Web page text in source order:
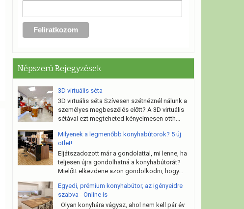
Népszerű Bejegyzések
3D virtuális séta
3D virtuális séta Szívesen szétnéznél nálunk a
személyes megbeszélés előtt? A 3D virtuális
sétával ezt megteheted kényelmesen otth...
Milyenek a legmenőbb konyhabútorok? 5 új
ötlet!
Eljátszadozott már a gondolattal, mi lenne, ha
teljesen újra gondolhatná a konyhabútorát?
Mielőtt elkezdene azon gondolkodni, hogy...
Egyedi, prémium konyhabútor, az igényeidre
szabva - Online is
Olyan konyhára vágysz, ahol nem kell pár év